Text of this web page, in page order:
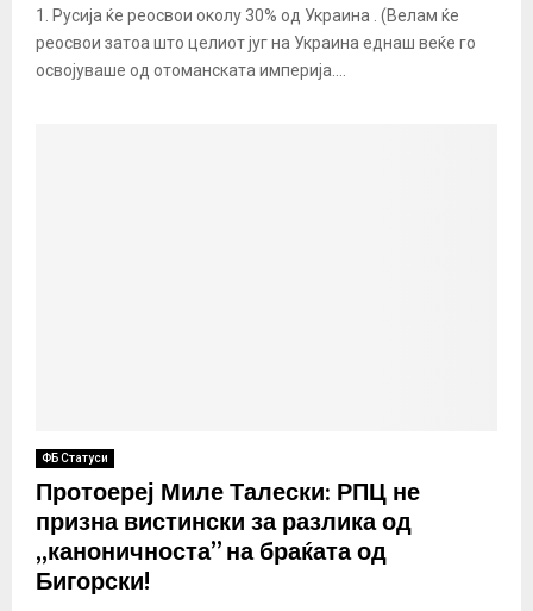
1. Русија ќе реосвои околу 30% од Украина . (Велам ќе
реосвои затоа што целиот југ на Украина еднаш веќе го
освојуваше од отоманската империја....
ФБ Статуси
Протоереј Миле Талески: РПЦ не
призна вистински за разлика од
,,каноничноста” на браќата од
Бигорски!